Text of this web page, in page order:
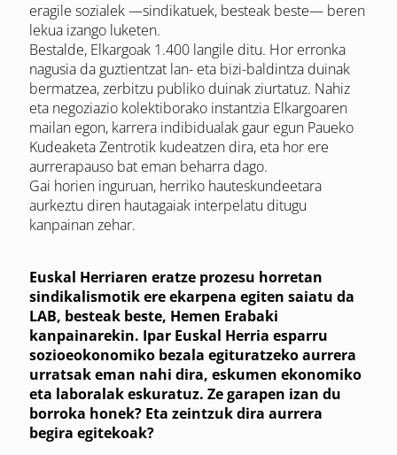
eragile sozialek —sindikatuek, besteak beste— beren
lekua izango luketen.
Bestalde, Elkargoak 1.400 langile ditu. Hor erronka
nagusia da guztientzat lan- eta bizi-baldintza duinak
bermatzea, zerbitzu publiko duinak ziurtatuz. Nahiz
eta negoziazio kolektiborako instantzia Elkargoaren
mailan egon, karrera indibidualak gaur egun Paueko
Kudeaketa Zentrotik kudeatzen dira, eta hor ere
aurrerapauso bat eman beharra dago.
Gai horien inguruan, herriko hauteskundeetara
aurkeztu diren hautagaiak interpelatu ditugu
kanpainan zehar.
Euskal Herriaren eratze prozesu horretan
sindikalismotik ere ekarpena egiten saiatu da
LAB, besteak beste, Hemen Erabaki
kanpainarekin. Ipar Euskal Herria esparru
sozioeokonomiko bezala egituratzeko aurrera
urratsak eman nahi dira, eskumen ekonomiko
eta laboralak eskuratuz. Ze garapen izan du
borroka honek? Eta zeintzuk dira aurrera
begira egitekoak?